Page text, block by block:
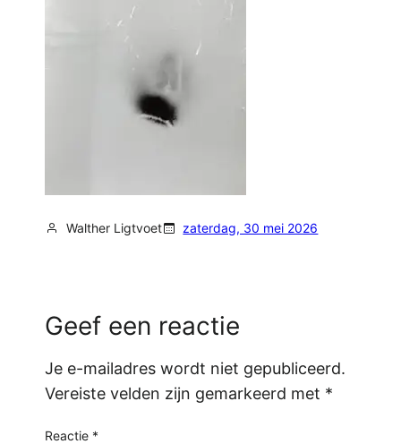
Walther Ligtvoet zaterdag, 30 mei 2026
Geef een reactie
Je e-mailadres wordt niet gepubliceerd.
Vereiste velden zijn gemarkeerd met *
Reactie *